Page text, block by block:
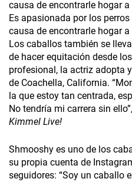
Es apasionada por los
causa de encontrarle hogar
Los caballos también se
de hacer equitación desde
profesional, la actriz adopta
de Coachella, California.
la que estoy tan centrada,
No tendría mi carrera sin
Kimmel Live!
Shmooshy es uno de los
su propia cuenta de
seguidores: “Soy un caballo